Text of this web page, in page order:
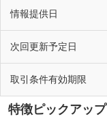
情報提供日
次回更新予定日
取引条件有効期限
特徴ピックアップ